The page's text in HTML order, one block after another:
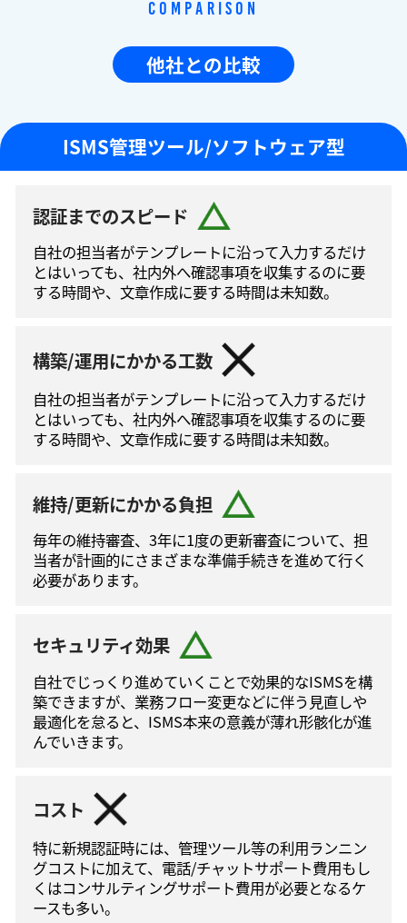
Comparison
他社との比較
ISMS管理ツール/ソフトウェア型
認証までのスピード
自社の担当者がテンプレートに沿って⼊⼒するだけ
とはいっても、社内外へ確認事項を収集するのに要
する時間や、文章作成に要する時間は未知数。
構築/運用にかかる工数
自社の担当者がテンプレートに沿って⼊⼒するだけ
とはいっても、社内外へ確認事項を収集するのに要
する時間や、文章作成に要する時間は未知数。
維持/更新にかかる負担
毎年の維持審査、3年に1度の更新審査について、担
当者が計画的にさまざまな準備手続きを進めて⾏く
必要があります。
セキュリティ効果
自社でじっくり進めていくことで効果的なISMSを構
築できますが、業務フロー変更などに伴う⾒直しや
最適化を怠ると、ISMS本来の意義が薄れ形骸化が進
んでいきます。
コスト
特に新規認証時には、管理ツール等の利⽤ランニン
グコストに加えて、電話/チャットサポート費⽤もし
くはコンサルティングサポート費⽤が必要となるケ
ースも多い。